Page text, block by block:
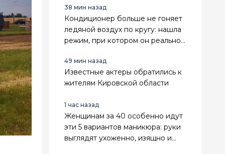
38 мин назад
Кондиционер больше не гоняет
ледяной воздух по кругу: нашла
режим, при котором он реально
49 мин назад
Известные актеры обратились к
жителям Кировской области
1 час назад
Женщинам за 40 особенно идут
эти 5 вариантов маникюра: руки
выглядят ухоженно, изящно и